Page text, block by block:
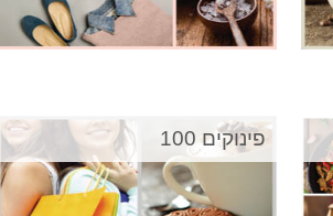
פינוקים 100